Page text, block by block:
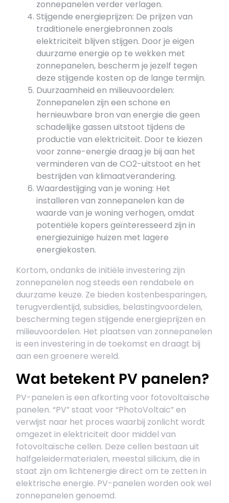
zonnepanelen verder verlagen.
Stijgende energieprijzen: De prijzen van
traditionele energiebronnen zoals
elektriciteit blijven stijgen. Door je eigen
duurzame energie op te wekken met
zonnepanelen, bescherm je jezelf tegen
deze stijgende kosten op de lange termijn.
Duurzaamheid en milieuvoordelen:
Zonnepanelen zijn een schone en
hernieuwbare bron van energie die geen
schadelijke gassen uitstoot tijdens de
productie van elektriciteit. Door te kiezen
voor zonne-energie draag je bij aan het
verminderen van de CO2-uitstoot en het
bestrijden van klimaatverandering.
Waardestijging van je woning: Het
installeren van zonnepanelen kan de
waarde van je woning verhogen, omdat
potentiële kopers geïnteresseerd zijn in
energiezuinige huizen met lagere
energiekosten.
Kortom, ondanks de initiële investering zijn
zonnepanelen nog steeds een rendabele en
duurzame keuze. Ze bieden kostenbesparingen,
terugverdientijd, subsidies, belastingvoordelen,
bescherming tegen stijgende energieprijzen en
milieuvoordelen. Het plaatsen van zonnepanelen
is een investering in de toekomst en draagt bij
aan een groenere wereld.
Wat betekent PV panelen?
PV-panelen is een afkorting voor fotovoltaïsche
panelen. “PV” staat voor “PhotoVoltaic” en
verwijst naar het proces waarbij zonlicht wordt
omgezet in elektriciteit door middel van
fotovoltaïsche cellen. Deze cellen bestaan uit
halfgeleidermaterialen, meestal silicium, die in
staat zijn om lichtenergie direct om te zetten in
elektrische energie. PV-panelen worden ook wel
zonnepanelen genoemd.